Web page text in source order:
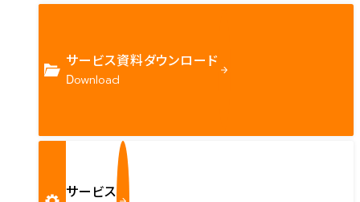
サービス資料ダウンロード
Download
サービス